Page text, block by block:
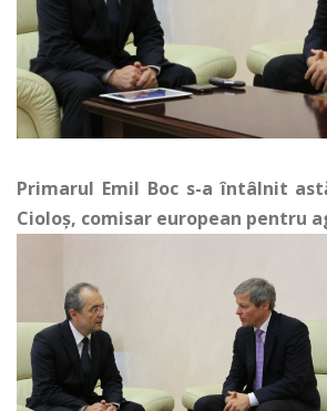
Primarul Emil Boc s-a întâlnit
Cioloş, comisar european pentru